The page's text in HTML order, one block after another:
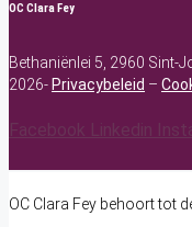
OC Clara Fey
Bethaniënlei 5, 2960 Sint-
2026- Privacybeleid –
Facebook Linkedin
OC Clara Fey behoort tot